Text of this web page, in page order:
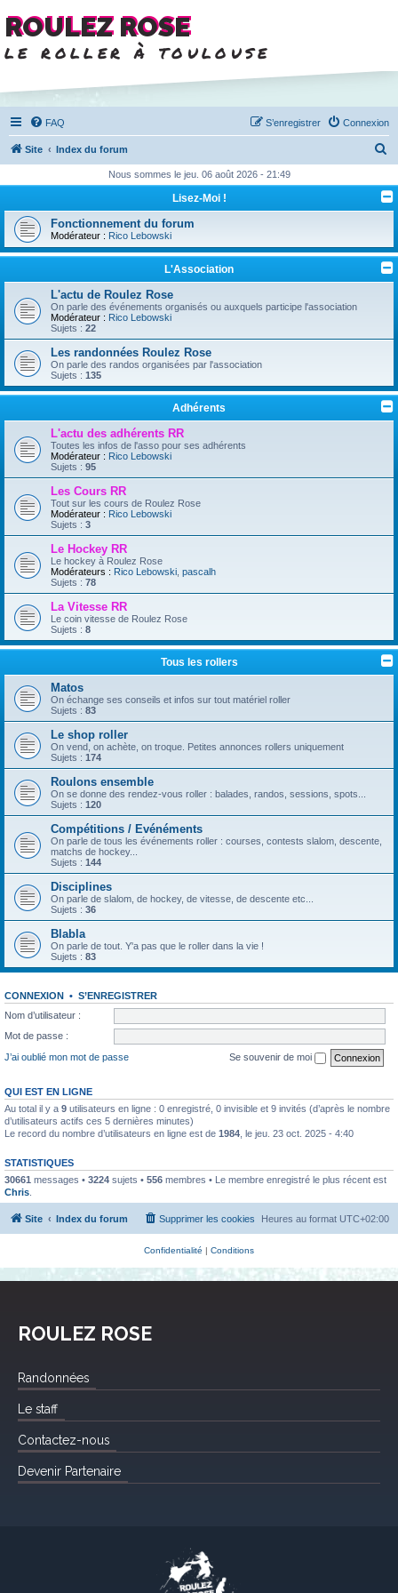
ROULEZ ROSE
le roller à toulouse
FAQ Connexion
S’enregistrer
Site Index du forum
c
h
r
c
r
Nous sommes le jeu. 06 août 2026 - 21:49
Lisez-Moi !
Fonctionnement du forum
Modérateur : Rico Lebowski
L'Association
L'actu de Roulez Rose
On parle des événements organisés ou auxquels participe l'association
Modérateur : Rico Lebowski
Sujets : 22
Les randonnées Roulez Rose
On parle des randos organisées par l'association
Sujets : 135
Adhérents
L'actu des adhérents RR
Toutes les infos de l'asso pour ses adhérents
Modérateur : Rico Lebowski
Sujets : 95
Les Cours RR
Tout sur les cours de Roulez Rose
Modérateur : Rico Lebowski
Sujets : 3
Le Hockey RR
Le hockey à Roulez Rose
Modérateurs : Rico Lebowski pascalh
Sujets : 78
La Vitesse RR
Le coin vitesse de Roulez Rose
Sujets : 8
Tous les rollers
Matos
On échange ses conseils et infos sur tout matériel roller
Sujets : 83
Le shop roller
On vend, on achète, on troque. Petites annonces rollers uniquement
Sujets : 174
Roulons ensemble
On se donne des rendez-vous roller : balades, randos, sessions, spots...
Sujets : 120
Compétitions / Evénéments
On parle de tous les événements roller : courses, contests slalom, descente,
matchs de hockey...
Sujets : 144
Disciplines
On parle de slalom, de hockey, de vitesse, de descente etc...
Sujets : 36
Blabla
On parle de tout. Y'a pas que le roller dans la vie !
Sujets : 83
CONNEXION • S’ENREGISTRER
Nom d’utilisateur :
Mot de passe :
J’ai oublié mon mot de passe
Se souvenir de moi
QUI EST EN LIGNE
Au total il y a 9 utilisateurs en ligne : 0 enregistré, 0 invisible et 9 invités (d’après le nombre
d’utilisateurs actifs ces 5 dernières minutes)
Le record du nombre d’utilisateurs en ligne est de 1984 , le jeu. 23 oct. 2025 - 4:40
STATISTIQUES
30661 messages • 3224 sujets • 556 membres • Le membre enregistré le plus récent est
Chris
Site Index du forum Heures au format UTC+02:00
Supprimer les cookies
Confidentialité | Conditions
ROULEZ ROSE
Randonnées
Le staff
Contactez-nous
Devenir Partenaire